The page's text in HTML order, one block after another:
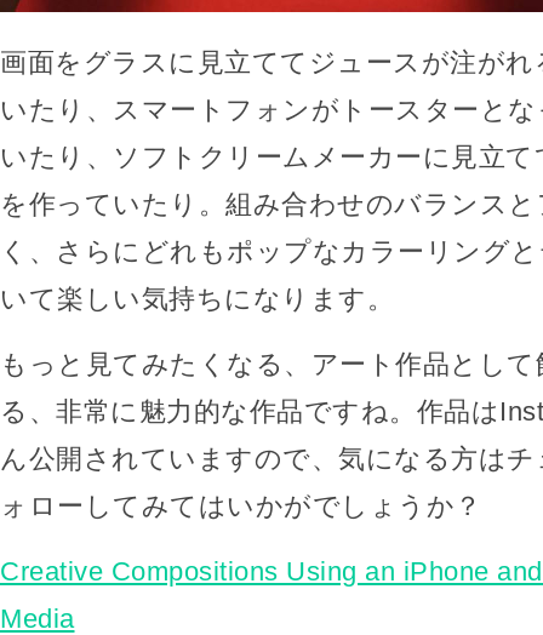
画面をグラスに見立ててジュースが注が
いたり、スマートフォンがトースターと
いたり、ソフトクリームメーカーに見立
を作っていたり。組み合わせのバランス
く、さらにどれもポップなカラーリング
いて楽しい気持ちになります。
もっと見てみたくなる、アート作品とし
る、非常に魅力的な作品ですね。作品は
ん公開されていますので、気になる方は
ォローしてみてはいかがでしょうか？
Creative Compositions Using an iPhone
Media